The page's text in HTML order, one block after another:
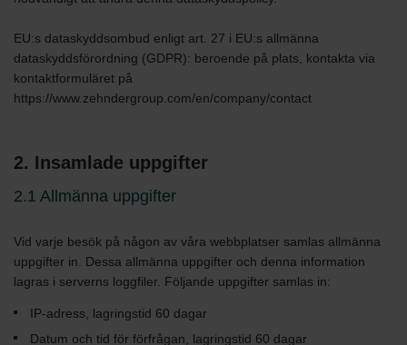
EU:s dataskyddsombud enligt art. 27 i EU:s allmänna
dataskyddsförordning (GDPR): beroende på plats, kontakta via
kontaktformuläret på
https://www.zehndergroup.com/en/company/contact
2. Insamlade uppgifter
2.1 Allmänna uppgifter
Vid varje besök på någon av våra webbplatser samlas allmänna
uppgifter in. Dessa allmänna uppgifter och denna information
lagras i serverns loggfiler. Följande uppgifter samlas in:
IP-adress, lagringstid 60 dagar
Datum och tid för förfrågan, lagringstid 60 dagar